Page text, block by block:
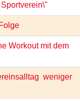
Workout mit dem
 weniger